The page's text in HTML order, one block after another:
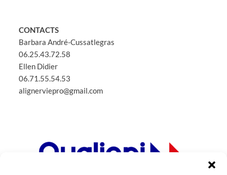
CONTACTS
Barbara André-Cussatlegras
06.25.43.72.58
Ellen Didier
06.71.55.54.53
alignerviepro@gmail.com